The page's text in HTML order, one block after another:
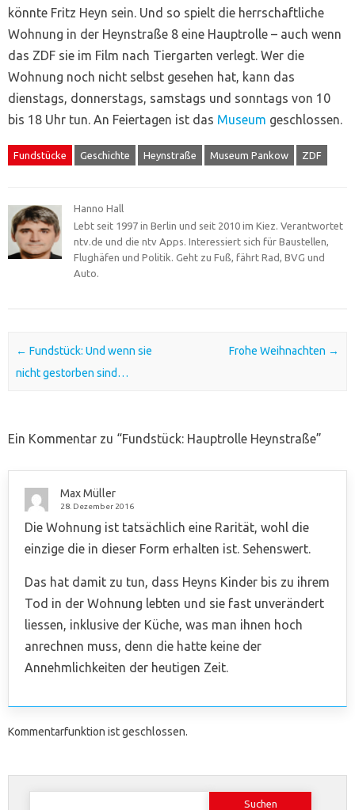
könnte Fritz Heyn sein. Und so spielt die herrschaftliche
Wohnung in der Heynstraße 8 eine Hauptrolle – auch wenn
das ZDF sie im Film nach Tiergarten verlegt. Wer die
Wohnung noch nicht selbst gesehen hat, kann das
dienstags, donnerstags, samstags und sonntags von 10
bis 18 Uhr tun. An Feiertagen ist das Museum geschlossen.
Fundstücke Geschichte Heynstraße Museum Pankow ZDF
Hanno Hall
Lebt seit 1997 in Berlin und seit 2010 im Kiez. Verantwortet
ntv.de und die ntv Apps. Interessiert sich für Baustellen,
Flughäfen und Politik. Geht zu Fuß, fährt Rad, BVG und
Auto.
Post navigation
← Fundstück: Und wenn sie
nicht gestorben sind…
Frohe Weihnachten →
Ein Kommentar zu “Fundstück: Hauptrolle Heynstraße”
Max Müller
28. Dezember 2016
Die Wohnung ist tatsächlich eine Rarität, wohl die
einzige die in dieser Form erhalten ist. Sehenswert.
Das hat damit zu tun, dass Heyns Kinder bis zu ihrem
Tod in der Wohnung lebten und sie fast unverändert
liessen, inklusive der Küche, was man ihnen hoch
anrechnen muss, denn die hatte keine der
Annehmlichkeiten der heutigen Zeit.
Kommentarfunktion ist geschlossen.
Suchen